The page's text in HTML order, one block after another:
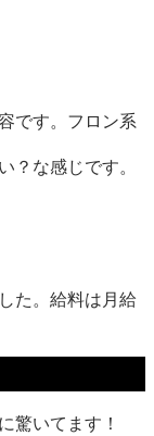
です。フロン系
？な感じです。
た。給料は月給
驚いてます！